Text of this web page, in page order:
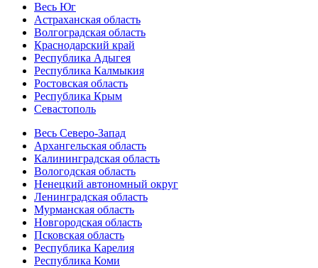
Весь Юг
Астраханская область
Волгоградская область
Краснодарский край
Республика Адыгея
Республика Калмыкия
Ростовская область
Республика Крым
Севастополь
Весь Северо-Запад
Архангельская область
Калининградская область
Вологодская область
Ненецкий автономный округ
Ленинградская область
Мурманская область
Новгородская область
Псковская область
Республика Карелия
Республика Коми